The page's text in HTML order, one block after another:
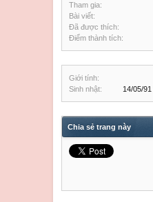
Tham gia:
Bài viết:
Đã được thích:
Điểm thành tích:
Giới tính:
Sinh nhật:
14/05/91
Chia sẻ trang này